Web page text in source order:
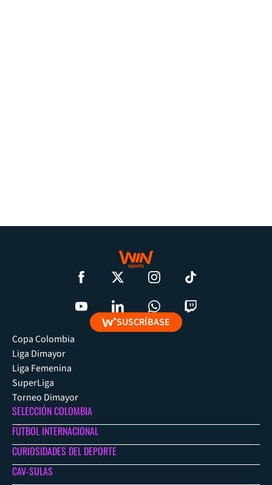
SUSCRÍBASE
Copa Colombia
Liga Dimayor
Liga Femenina
SuperLiga
Torneo Dimayor
SELECCIÓN COLOMBIA
FÚTBOL INTERNACIONAL
CURIOSIDADES DEL DEPORTE
CAV-SULAS